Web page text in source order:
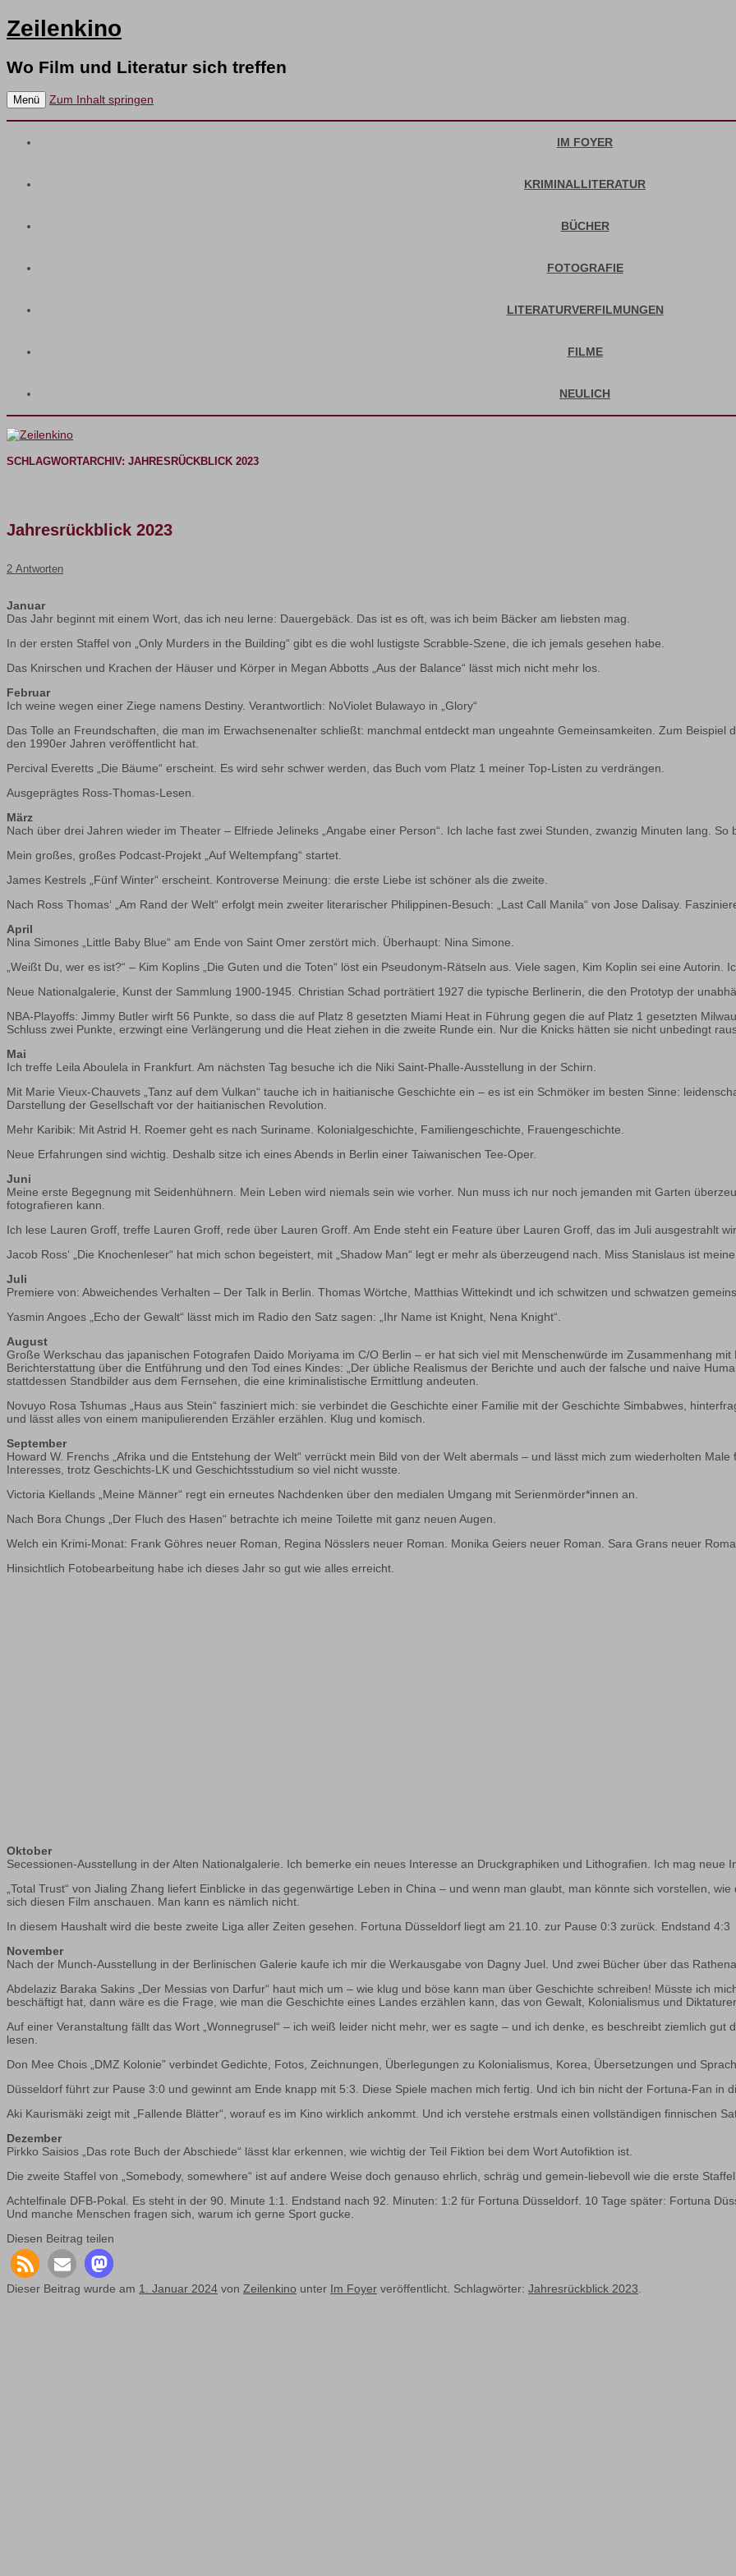
Zeilenkino
Wo Film und Literatur sich treffen
Menü Zum Inhalt springen
IM FOYER
KRIMINALLITERATUR
BÜCHER
FOTOGRAFIE
LITERATURVERFILMUNGEN
FILME
NEULICH
SCHLAGWORTARCHIV: JAHRESRÜCKBLICK 2023
Jahresrückblick 2023
2 Antworten
Januar
Das Jahr beginnt mit einem Wort, das ich neu lerne: Dauergebäck. Das ist es oft, was ich beim Bäcker am liebsten mag.
In der ersten Staffel von „Only Murders in the Building“ gibt es die wohl lustigste Scrabble-Szene, die ich jemals gesehen habe.
Das Knirschen und Krachen der Häuser und Körper in Megan Abbotts „Aus der Balance“ lässt mich nicht mehr los.
Februar
Ich weine wegen einer Ziege namens Destiny. Verantwortlich: NoViolet Bulawayo in „Glory“
Das Tolle an Freundschaften, die man im Erwachsenenalter schließt: manchmal entdeckt man ungeahnte Gemeinsamkeiten. Zum
den 1990er Jahren veröffentlicht hat.
Percival Everetts „Die Bäume“ erscheint. Es wird sehr schwer werden, das Buch vom Platz 1 meiner Top-Listen zu verdrängen.
Ausgeprägtes Ross-Thomas-Lesen.
März
Nach über drei Jahren wieder im Theater – Elfriede Jelineks „Angabe einer Person“. Ich lache fast zwei Stunden, zwanzig Minuten lang.
Mein großes, großes Podcast-Projekt „Auf Weltempfang“ startet.
James Kestrels „Fünf Winter“ erscheint. Kontroverse Meinung: die erste Liebe ist schöner als die zweite.
Nach Ross Thomas‘ „Am Rand der Welt“ erfolgt mein zweiter literarischer Philippinen-Besuch: „Last Call Manila“ von Jose Dalisay.
April
Nina Simones „Little Baby Blue“ am Ende von Saint Omer zerstört mich. Überhaupt: Nina Simone.
„Weißt Du, wer es ist?“ – Kim Koplins „Die Guten und die Toten“ löst ein Pseudonym-Rätseln aus. Viele sagen, Kim Koplin sei eine Autorin.
Neue Nationalgalerie, Kunst der Sammlung 1900-1945. Christian Schad porträtiert 1927 die typische Berlinerin, die den Prototyp der
NBA-Playoffs: Jimmy Butler wirft 56 Punkte, so dass die auf Platz 8 gesetzten Miami Heat in Führung gegen die auf Platz 1 gesetzten
Schluss zwei Punkte, erzwingt eine Verlängerung und die Heat ziehen in die zweite Runde ein. Nur die Knicks hätten sie nicht unbedingt
Mai
Ich treffe Leila Aboulela in Frankfurt. Am nächsten Tag besuche ich die Niki Saint-Phalle-Ausstellung in der Schirn.
Mit Marie Vieux-Chauvets „Tanz auf dem Vulkan“ tauche ich in haitianische Geschichte ein – es ist ein Schmöker im besten Sinne:
Darstellung der Gesellschaft vor der haitianischen Revolution.
Mehr Karibik: Mit Astrid H. Roemer geht es nach Suriname. Kolonialgeschichte, Familiengeschichte, Frauengeschichte.
Neue Erfahrungen sind wichtig. Deshalb sitze ich eines Abends in Berlin einer Taiwanischen Tee-Oper.
Juni
Meine erste Begegnung mit Seidenhühnern. Mein Leben wird niemals sein wie vorher. Nun muss ich nur noch jemanden mit Garten
fotografieren kann.
Ich lese Lauren Groff, treffe Lauren Groff, rede über Lauren Groff. Am Ende steht ein Feature über Lauren Groff, das im Juli ausgestrahlt
Jacob Ross‘ „Die Knochenleser“ hat mich schon begeistert, mit „Shadow Man“ legt er mehr als überzeugend nach. Miss Stanislaus ist
Juli
Premiere von: Abweichendes Verhalten – Der Talk in Berlin. Thomas Wörtche, Matthias Wittekindt und ich schwitzen und schwatzen
Yasmin Angoes „Echo der Gewalt“ lässt mich im Radio den Satz sagen: „Ihr Name ist Knight, Nena Knight“.
August
Große Werkschau das japanischen Fotografen Daido Moriyama im C/O Berlin – er hat sich viel mit Menschenwürde im Zusammenhang
Berichterstattung über die Entführung und den Tod eines Kindes: „Der übliche Realismus der Berichte und auch der falsche und naive
stattdessen Standbilder aus dem Fernsehen, die eine kriminalistische Ermittlung andeuten.
Novuyo Rosa Tshumas „Haus aus Stein“ fasziniert mich: sie verbindet die Geschichte einer Familie mit der Geschichte Simbabwes,
und lässt alles von einem manipulierenden Erzähler erzählen. Klug und komisch.
September
Howard W. Frenchs „Afrika und die Entstehung der Welt“ verrückt mein Bild von der Welt abermals – und lässt mich zum wiederholten
Interesses, trotz Geschichts-LK und Geschichtsstudium so viel nicht wusste.
Victoria Kiellands „Meine Männer“ regt ein erneutes Nachdenken über den medialen Umgang mit Serienmörder*innen an.
Nach Bora Chungs „Der Fluch des Hasen“ betrachte ich meine Toilette mit ganz neuen Augen.
Welch ein Krimi-Monat: Frank Göhres neuer Roman, Regina Nösslers neuer Roman. Monika Geiers neuer Roman. Sara Grans neuer
Hinsichtlich Fotobearbeitung habe ich dieses Jahr so gut wie alles erreicht.
Oktober
Secessionen-Ausstellung in der Alten Nationalgalerie. Ich bemerke ein neues Interesse an Druckgraphiken und Lithografien. Ich mag neue
„Total Trust“ von Jialing Zhang liefert Einblicke in das gegenwärtige Leben in China – und wenn man glaubt, man könnte sich vorstellen,
sich diesen Film anschauen. Man kann es nämlich nicht.
In diesem Haushalt wird die beste zweite Liga aller Zeiten gesehen. Fortuna Düsseldorf liegt am 21.10. zur Pause 0:3 zurück. Endstand 4:3
November
Nach der Munch-Ausstellung in der Berlinischen Galerie kaufe ich mir die Werkausgabe von Dagny Juel. Und zwei Bücher über das
Abdelaziz Baraka Sakins „Der Messias von Darfur“ haut mich um – wie klug und böse kann man über Geschichte schreiben! Müsste ich
beschäftigt hat, dann wäre es die Frage, wie man die Geschichte eines Landes erzählen kann, das von Gewalt, Kolonialismus und
Auf einer Veranstaltung fällt das Wort „Wonnegrusel“ – ich weiß leider nicht mehr, wer es sagte – und ich denke, es beschreibt ziemlich
lesen.
Don Mee Chois „DMZ Kolonie” verbindet Gedichte, Fotos, Zeichnungen, Überlegungen zu Kolonialismus, Korea, Übersetzungen und
Düsseldorf führt zur Pause 3:0 und gewinnt am Ende knapp mit 5:3. Diese Spiele machen mich fertig. Und ich bin nicht der Fortuna-Fan in
Aki Kaurismäki zeigt mit „Fallende Blätter“, worauf es im Kino wirklich ankommt. Und ich verstehe erstmals einen vollständigen finnischen
Dezember
Pirkko Saisios „Das rote Buch der Abschiede“ lässt klar erkennen, wie wichtig der Teil Fiktion bei dem Wort Autofiktion ist.
Die zweite Staffel von „Somebody, somewhere“ ist auf andere Weise doch genauso ehrlich, schräg und gemein-liebevoll wie die erste
Achtelfinale DFB-Pokal. Es steht in der 90. Minute 1:1. Endstand nach 92. Minuten: 1:2 für Fortuna Düsseldorf. 10 Tage später: Fortuna
Und manche Menschen fragen sich, warum ich gerne Sport gucke.
Diesen Beitrag teilen
Dieser Beitrag wurde am 1. Januar 2024 von Zeilenkino unter Im Foyer veröffentlicht. Schlagwörter: Jahresrückblick 2023.